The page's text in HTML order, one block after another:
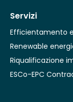
Servizi
Efficientamento
Renewable
Riqualificazione
ESCo-EPC